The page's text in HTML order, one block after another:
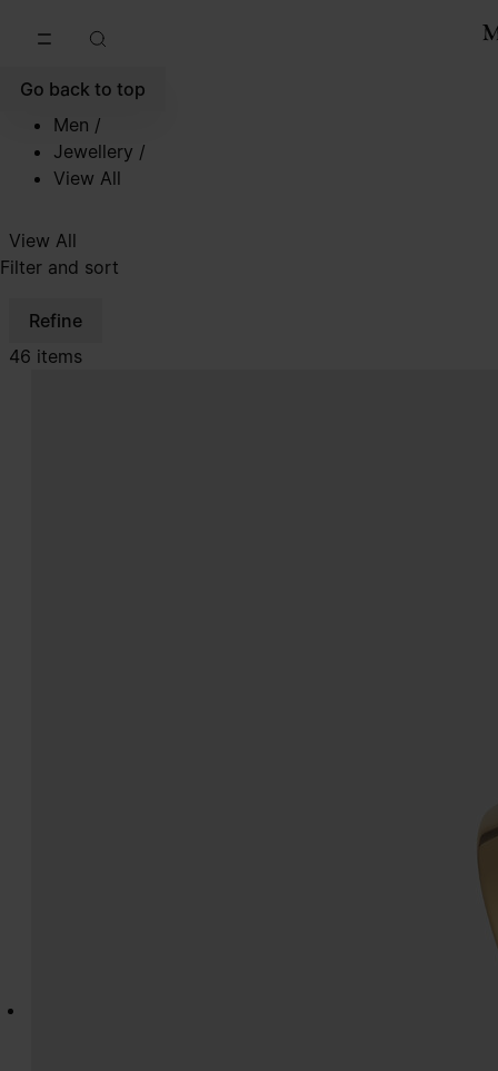
Go back to top
Men /
Jewellery /
View All
View All
Filter and sort
Refine
46 items